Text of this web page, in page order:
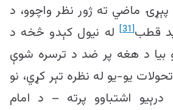
پېړۍ ماضي ته ژور نظر واچوو، د
قطب[31]
له نیول کېدو څخه د
بیا د هغه پر ضد د ترسره شوې
یو-یو له نظره تېر کړي، نو
اشتباوو پرته – د امام